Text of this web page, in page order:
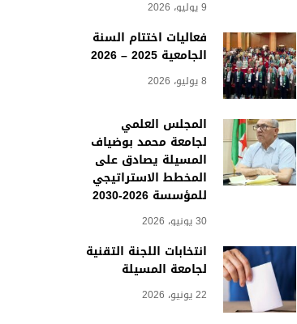
9 يوليو، 2026
فعاليات اختتام السنة
الجامعية 2025 – 2026
8 يوليو، 2026
المجلس العلمي
لجامعة محمد بوضياف
المسيلة يصادق على
المخطط الاستراتيجي
للمؤسسة 2026-2030
30 يونيو، 2026
انتخابات اللجنة التقنية
لجامعة المسيلة
22 يونيو، 2026